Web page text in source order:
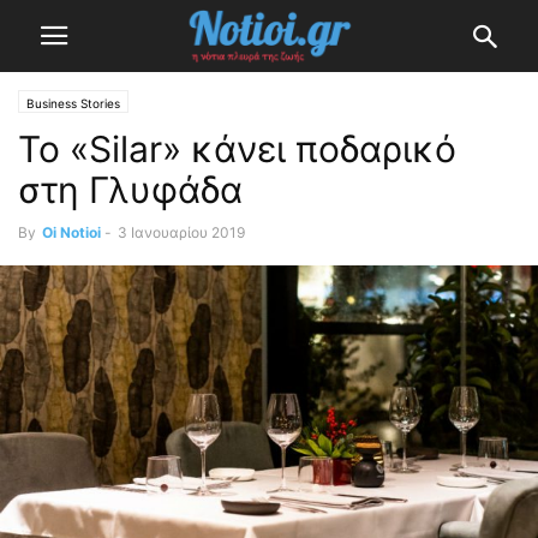
Business Stories
Το «Silar» κάνει ποδαρικό
στη Γλυφάδα
By Oi Notioi - 3 Ιανουαρίου 2019